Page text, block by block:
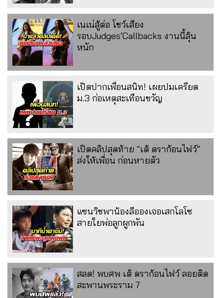
เนเน่สู้ต่อ โชว์เสียง
รอบJudges’Callbacks งานนี้ลุ้น
หนัก
เปิดปากเพื่อนสนิท! เผยปมเครียด
ม.3 ก่อเหตุสะเทือนขวัญ
เปิดคลิปสุดท้าย “เต้ ดราก้อนไฟว์”
ส่งให้เพื่อน ก่อนหายตัว
แซนวิชพาน้องลีอองเจอเสกโลโซ
สายใยพ่อลูกผูกพัน
สลด! พบศพ เต้ ดราก้อนไฟว์ ลอยติด
สะพานพระราม 7